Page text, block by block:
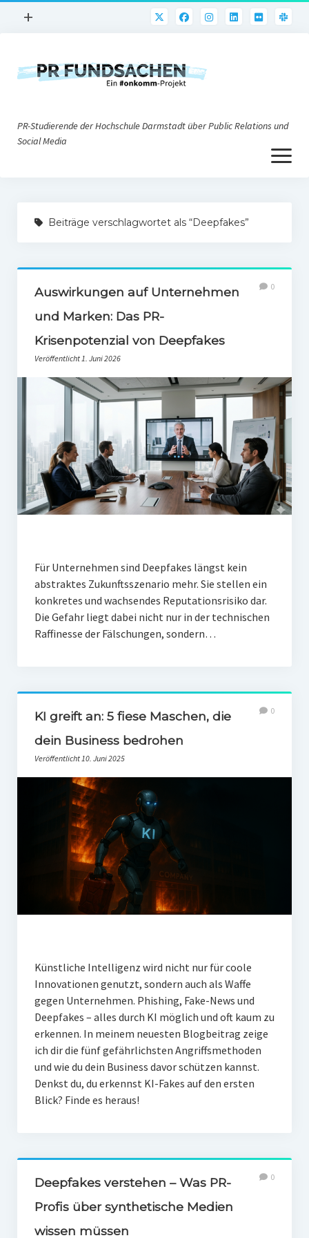
Menü
+
PR@h_da
Nonprofit-PR
Social Media
PR-Theorie
PR-Ethik
PR-Studien
Infografik-Themengarten
Künstliche Intelligenz
17 Ziele
Vom Trend zur Tonne
PR-Studierende der Hochschule Darmstadt über Public Relations und
Social Media
Menü
öffnen
Impressum
Beiträge verschlagwortet als “Deepfakes”
Auswirkungen auf Unternehmen
und Marken: Das PR-
Krisenpotenzial von Deepfakes
Veröffentlicht 1. Juni 2026
0
Für Unternehmen sind Deepfakes längst kein
abstraktes Zukunftsszenario mehr. Sie stellen ein
konkretes und wachsendes Reputationsrisiko dar.
Die Gefahr liegt dabei nicht nur in der technischen
Raffinesse der Fälschungen, sondern…
KI greift an: 5 fiese Maschen, die
dein Business bedrohen
Veröffentlicht 10. Juni 2025
0
Künstliche Intelligenz wird nicht nur für coole
Innovationen genutzt, sondern auch als Waffe
gegen Unternehmen. Phishing, Fake-News und
Deepfakes – alles durch KI möglich und oft kaum zu
erkennen. In meinem neuesten Blogbeitrag zeige
ich dir die fünf gefährlichsten Angriffsmethoden
und wie du dein Business davor schützen kannst.
Denkst du, du erkennst KI-Fakes auf den ersten
Blick? Finde es heraus!
Deepfakes verstehen – Was PR-
Profis über synthetische Medien
wissen müssen
0